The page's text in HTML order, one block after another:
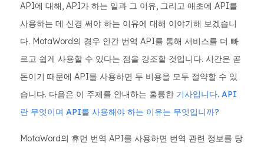
API에 대해, API가 하는 일과 그 이유, 그리고 애초에 API를
사용하는 데 신경 써야 하는 이유에 대해 이야기해 보겠습니
다. MotaWord의 경우 인간 번역 API를 통해 서비스를 더 빠
르고 쉽게 사용할 수 있다는 점을 강조할 것입니다. 시간은 곧
돈이기 때문에 API를 사용하면 두 비용을 모두 절약할 수 있
습니다. 다음은 이 주제를 안내하는 훌륭한 기사입니다. API
란 무엇이며 API를 사용해야 하는 이유는 무엇입니까?
MotaWord의 휴먼 번역 API를 사용하면 번역 관련 정보를 당